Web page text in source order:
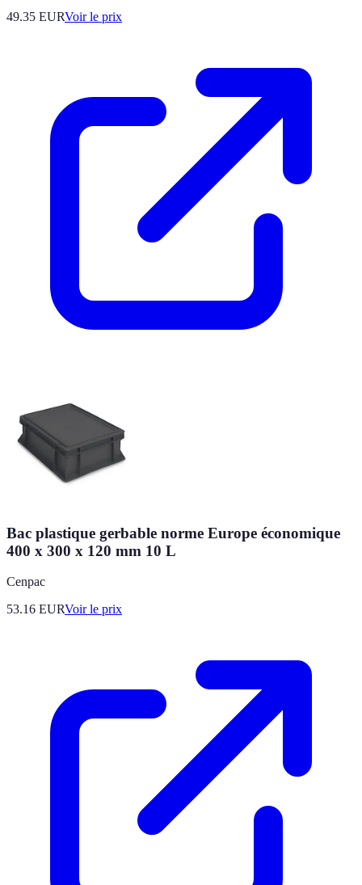
49.35 EURVoir le prix
Bac plastique gerbable norme Europe économique
400 x 300 x 120 mm 10 L
Cenpac
53.16 EURVoir le prix